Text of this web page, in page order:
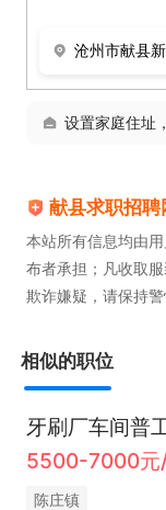
设置家庭住址
献县求职招
本站所有信息均由
布者承担；凡收取
欺诈嫌疑，请保持警
相似的职位
牙刷厂车间普
5500-7000元
陈庄镇